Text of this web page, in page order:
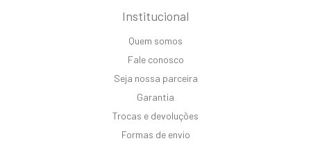
Institucional
Quem somos
Fale conosco
Seja nossa parceira
Garantia
Trocas e devoluções
Formas de envio